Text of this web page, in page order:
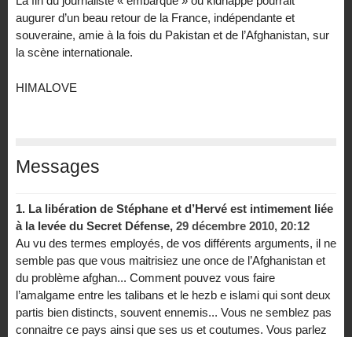
augurer d’un beau retour de la France, indépendante et
souveraine, amie à la fois du Pakistan et de l’Afghanistan, sur
la scène internationale.
HIMALOVE
Messages
1. La libération de Stéphane et d’Hervé est intimement liée
à la levée du Secret Défense, 29 décembre 2010, 20:12
Au vu des termes employés, de vos différents arguments, il ne
semble pas que vous maitrisiez une once de l’Afghanistan et
du problème afghan... Comment pouvez vous faire
l’amalgame entre les talibans et le hezb e islami qui sont deux
partis bien distincts, souvent ennemis... Vous ne semblez pas
connaitre ce pays ainsi que ses us et coutumes. Vous parlez